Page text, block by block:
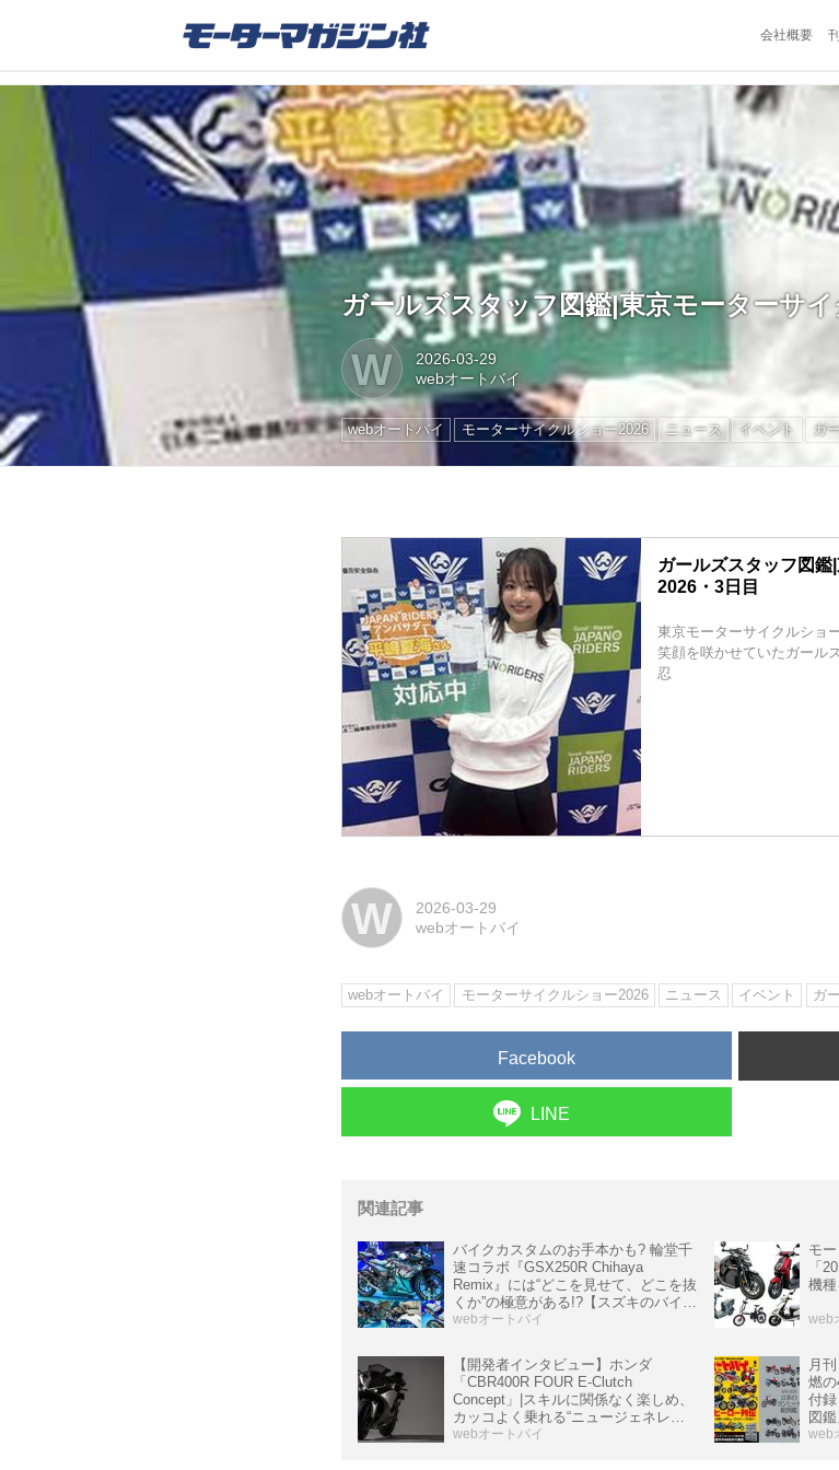
会社概要
ガールズスタッフ図鑑|東京モーターサ
W
2026-03-29
webオートバイ
webオートバイ モーターサイクルショー2026 ニュース イベント ガ
ガールズスタッフ図
2026・3日目
東京モーターサイクルショ
笑顔を咲かせていたガール
忍
W
2026-03-29
webオートバイ
webオートバイ モーターサイクルショー2026 ニュース イベント ガ
Facebook
LINE
関連記事
バイクカスタムのお手本かも? 輪堂千
速コラボ『GSX250R Chihaya
Remix』には“どこを見せて、どこを抜
くか”の極意がある!?【スズキのバイ
ク! の耳よりニュース】
webオートバイ
モ
「
機
web
【開発者インタビュー】ホンダ
「CBR400R FOUR E-Clutch
Concept」|スキルに関係なく楽しめ、
カッコよく乗れる“ニュージェネレー
ションCBR”
webオートバイ
月
燃
付
図
保
web